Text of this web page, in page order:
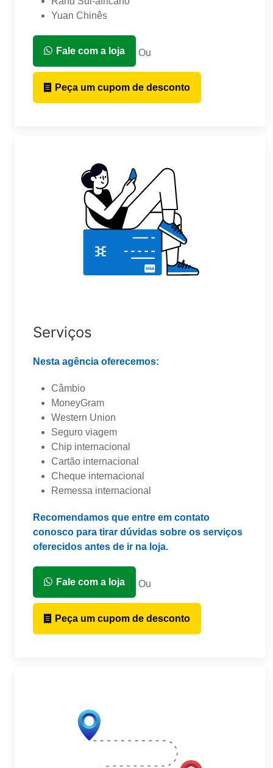
Yuan Chinês
Fale com a loja Ou
Peça um cupom de desconto
Serviços
Nesta agência oferecemos:
Câmbio
MoneyGram
Western Union
Seguro viagem
Chip internacional
Cartão internacional
Cheque internacional
Remessa internacional
Recomendamos que entre em contato
conosco para tirar dúvidas sobre os serviços
oferecidos antes de ir na loja.
Fale com a loja Ou
Peça um cupom de desconto